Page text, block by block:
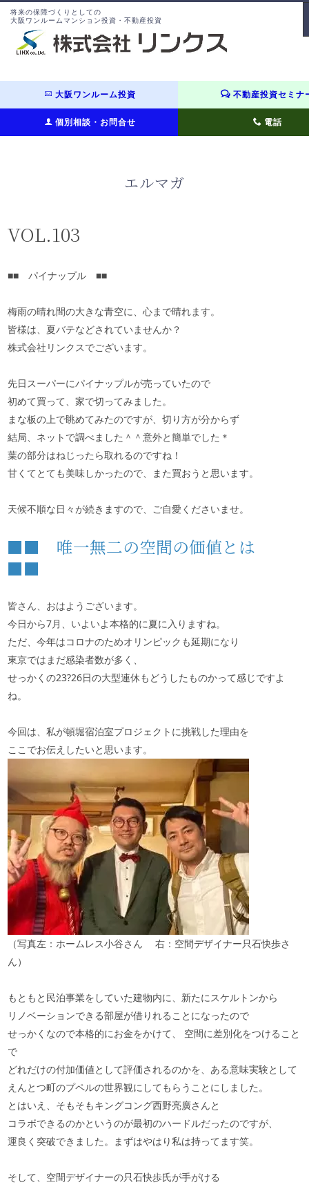
将来の保障づくりとしての
大阪ワンルームマンション投資・不動産投資
大阪ワンルーム投資 不動産投資セミナ
個別相談・お問合せ 電話
エルマガ
VOL.103
■■ パイナップル ■■
梅雨の晴れ間の大きな青空に、心まで晴れます。
皆様は、夏バテなどされていませんか？
株式会社リンクスでございます。
先日スーパーにパイナップルが売っていたので
初めて買って、家で切ってみました。
まな板の上で眺めてみたのですが、切り方が分からず
結局、ネットで調べました＾＾意外と簡単でした＊
葉の部分はねじったら取れるのですね！
甘くてとても美味しかったので、また買おうと思います。
天候不順な日々が続きますので、ご自愛くださいませ。
■■ 唯一無二の空間の価値とは
■■
皆さん、おはようございます。
今日から7月、いよいよ本格的に夏に入りますね。
ただ、今年はコロナのためオリンピックも延期になり
東京ではまだ感染者数が多く、
せっかくの23?26日の大型連休もどうしたものかって感じですよ
ね。
今回は、私が頓堀宿泊室プロジェクトに挑戦した理由を
ここでお伝えしたいと思います。
（写真左：ホームレス小谷さん 右：空間デザイナー只石快歩さ
ん）
もともと民泊事業をしていた建物内に、新たにスケルトンから
リノベーションできる部屋が借りれることになったので
せっかくなので本格的にお金をかけて、 空間に差別化をつけること
で
どれだけの付加価値として評価されるのかを、ある意味実験として
えんとつ町のプペルの世界観にしてもらうことにしました。
とはいえ、そもそもキングコング西野亮廣さんと
コラボできるのかというのが最初のハードルだったのですが、
運良く突破できました。まずはやはり私は持ってます笑。
そして、空間デザイナーの只石快歩氏が手がける